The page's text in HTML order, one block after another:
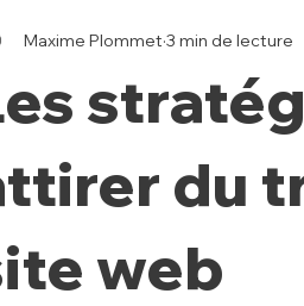
du
web
Maxime Plommet 3 min de lecture